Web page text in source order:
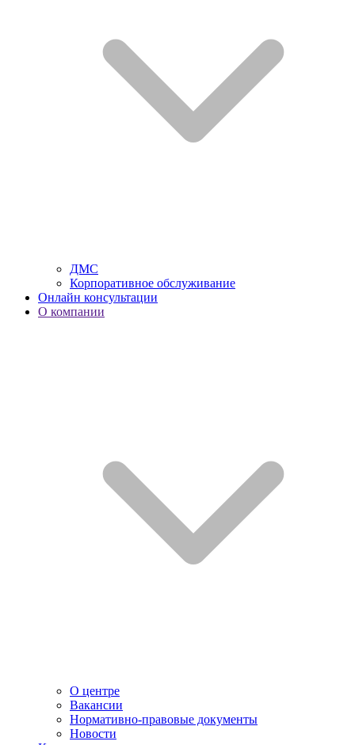
ДМС
Корпоративное обслуживание
Онлайн консультации
О компании
О центре
Вакансии
Нормативно-правовые документы
Новости